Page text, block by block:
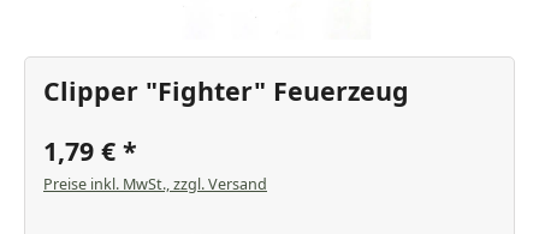
Clipper "Fighter" Feuerzeug
1,79 €
Preise inkl. MwSt., zzgl. Versand